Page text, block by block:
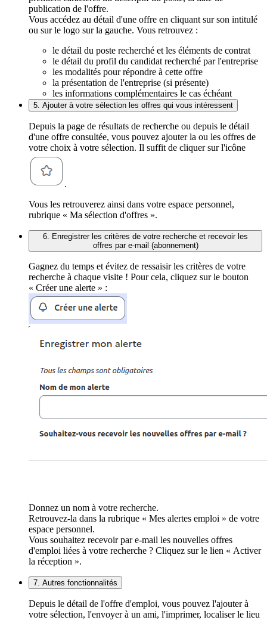
publication de l'offre.
Vous accédez au détail d'une offre en cliquant sur son intitulé
ou sur le logo sur la gauche. Vous retrouvez :
le détail du poste recherché et les éléments de contrat
le détail du profil du candidat recherché par l'entreprise
les modalités pour répondre à cette offre
la présentation de l'entreprise (si présente)
les informations complémentaires le cas échéant
5. Ajouter à votre sélection les offres qui vous intéressent
Depuis la page de résultats de recherche ou depuis le détail
d'une offre consultée, vous pouvez ajouter la ou les offres de
votre choix à votre sélection. Il suffit de cliquer sur l'icône
.
Vous les retrouverez ainsi dans votre espace personnel,
rubrique « Ma sélection d'offres ».
6. Enregistrer les critères de votre recherche et recevoir les
offres par e-mail (abonnement)
Gagnez du temps et évitez de ressaisir les critères de votre
recherche à chaque visite ! Pour cela, cliquez sur le bouton
« Créer une alerte » :
Donnez un nom à votre recherche.
Retrouvez-la dans la rubrique « Mes alertes emploi » de votre
espace personnel.
Vous souhaitez recevoir par e-mail les nouvelles offres
d'emploi liées à votre recherche ? Cliquez sur le lien « Activer
la réception ».
7. Autres fonctionnalités
Depuis le détail de l'offre d'emploi, vous pouvez l'ajouter à
votre sélection, l'envoyer à un ami, l'imprimer, localiser le lieu